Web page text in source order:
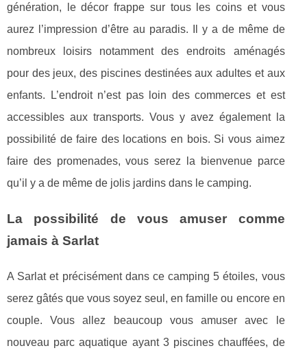
génération, le décor frappe sur tous les coins et vous
aurez l’impression d’être au paradis. Il y a de même de
nombreux loisirs notamment des endroits aménagés
pour des jeux, des piscines destinées aux adultes et aux
enfants. L’endroit n’est pas loin des commerces et est
accessibles aux transports. Vous y avez également la
possibilité de faire des locations en bois. Si vous aimez
faire des promenades, vous serez la bienvenue parce
qu’il y a de même de jolis jardins dans le camping.
La possibilité de vous amuser comme
jamais à Sarlat
A Sarlat et précisément dans ce camping 5 étoiles, vous
serez gâtés que vous soyez seul, en famille ou encore en
couple. Vous allez beaucoup vous amuser avec le
nouveau parc aquatique ayant 3 piscines chauffées, de